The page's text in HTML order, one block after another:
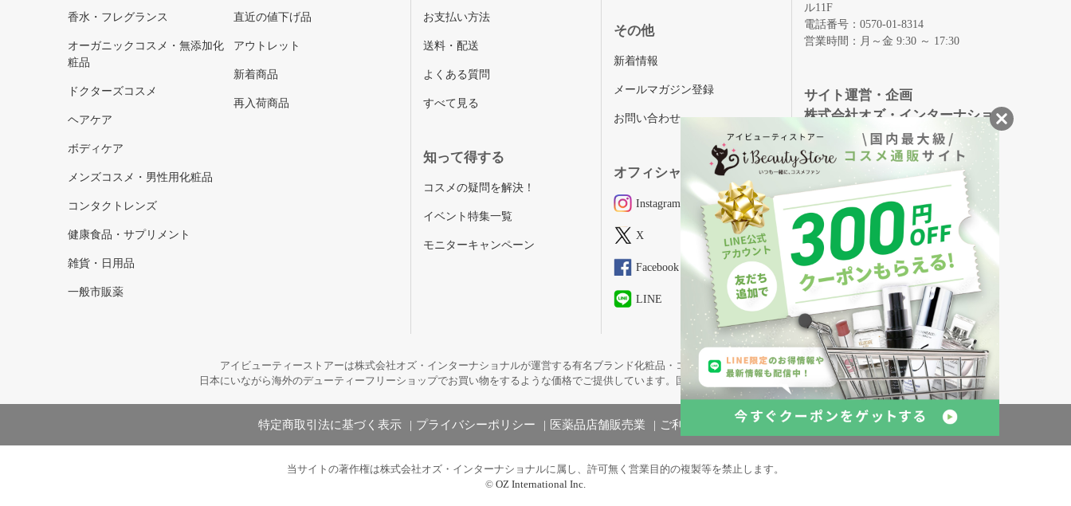
香水・フレグランス
オーガニックコスメ・無添加化
粧品
ドクターズコスメ
ヘアケア
ボディケア
メンズコスメ・男性用化粧品
コンタクトレンズ
健康食品・サプリメント
雑貨・日用品
一般市販薬
直近の値下げ品
アウトレット
新着商品
再入荷商品
お支払い方法
送料・配送
よくある質問
すべて見る
知って得する
コスメの疑問を解決！
イベント特集一覧
モニターキャンペーン
その他
新着情報
メールマガジン登録
お問い合わせ
オフィシャルSNS
Instagram
X
Facebook
LINE
ル11F
電話番号：0570-01-8314
営業時間：月～金 9:30 ～ 17:30
サイト運営・企画
株式会社オズ・インターナショ
ナル
創業150年、英国伝統の最高級猪毛ハン
ドメイドヘアブラシ
メイソンピアソン
アイビューティーストアーは株式会社オズ・インターナショナルが運営する有名ブランド化粧品・コスメ・美容商品の通販サイトです。
日本にいながら海外のデューティーフリーショップでお買い物をするような価格でご提供しています。国内未発売の化粧品も取り揃えています。
特定商取引法に基づく表示 プライバシーポリシー 医薬品店舗販売業 ご利用規約 倉庫の管理体制
当サイトの著作権は株式会社オズ・インターナショナルに属し、許可無く営業目的の複製等を禁止します。
© OZ International Inc.